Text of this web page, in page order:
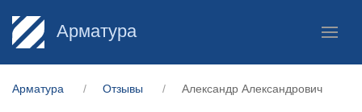
Арматура
Арматура Отзывы Александр Александрович